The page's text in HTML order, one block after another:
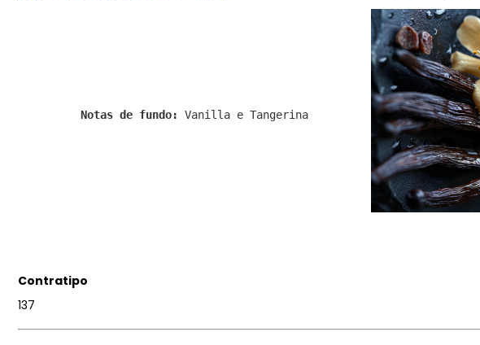
Notas de fundo: Vanilla e Tangerina
Contratipo
137